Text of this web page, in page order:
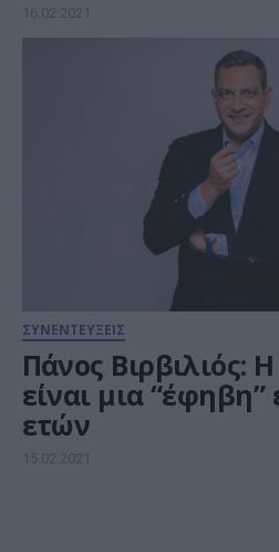
16.02.2021
ΣΥΝΕΝΤΕΥΞΕΙΣ
Πάνος Βιρβιλιός:
είναι μια “έφηβη”
ετών
15.02.2021